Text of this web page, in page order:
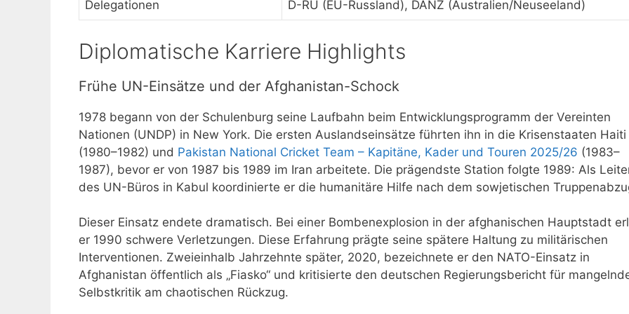
Delegationen D-RU (EU-Russland), DANZ (Australien/Neuseeland)
Diplomatische Karriere Highlights
Frühe UN-Einsätze und der Afghanistan-Schock
1978 begann von der Schulenburg seine Laufbahn beim Entwicklungsprogramm der Vereinten
Nationen (UNDP) in New York. Die ersten Auslandseinsätze führten ihn in die Krisenstaaten Haiti
(1980–1982) und Pakistan National Cricket Team – Kapitäne, Kader und Touren 2025/26 (1983–
1987), bevor er von 1987 bis 1989 im Iran arbeitete. Die prägendste Station folgte 1989: Als
des UN-Büros in Kabul koordinierte er die humanitäre Hilfe nach dem sowjetischen
Dieser Einsatz endete dramatisch. Bei einer Bombenexplosion in der afghanischen Hauptstadt
er 1990 schwere Verletzungen. Diese Erfahrung prägte seine spätere Haltung zu militärischen
Interventionen. Zweieinhalb Jahrzehnte später, 2020, bezeichnete er den NATO-Einsatz in
Afghanistan öffentlich als „Fiasko“ und kritisierte den deutschen Regierungsbericht für
Selbstkritik am chaotischen Rückzug.